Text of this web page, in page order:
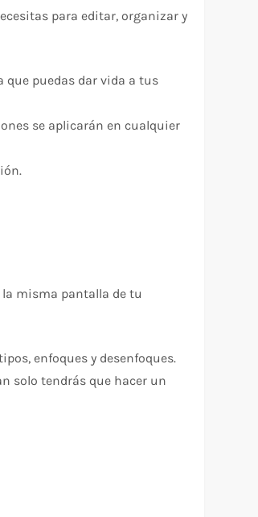
para editar, organizar y
que puedas dar vida a tus
se aplicarán en cualquier
la misma pantalla de tu
enfoques y desenfoques.
solo tendrás que hacer un